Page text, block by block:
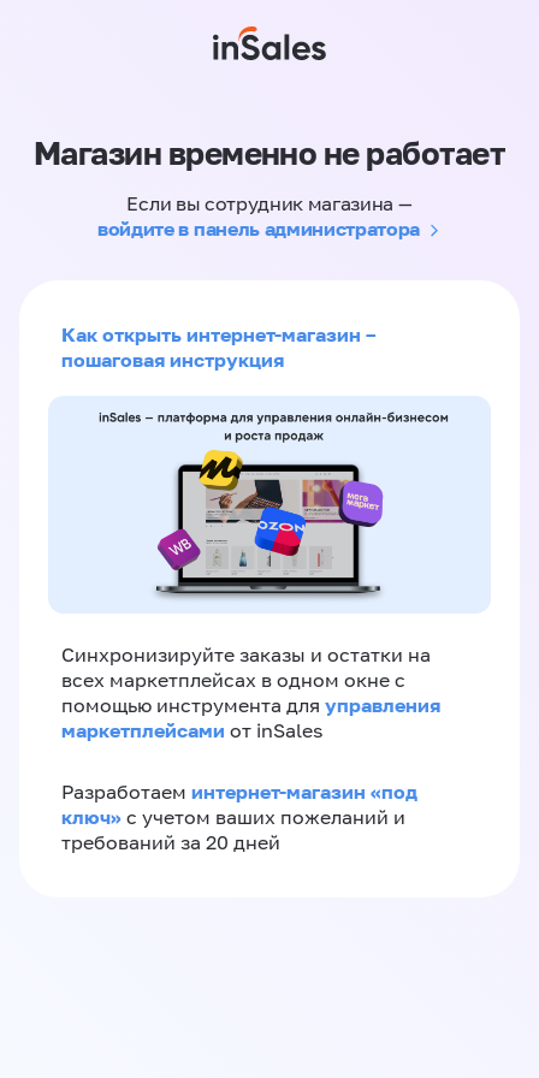
Магазин временно не работает
Если вы сотрудник магазина —
войдите в панель администратора
Как открыть интернет-магазин –
пошаговая инструкция
Синхронизируйте заказы и остатки на
всех маркетплейсах в одном окне с
помощью инструмента для управления
маркетплейсами от inSales
Разработаем интернет-магазин «‎под
ключ»‎ с учетом ваших пожеланий и
требований за 20 дней